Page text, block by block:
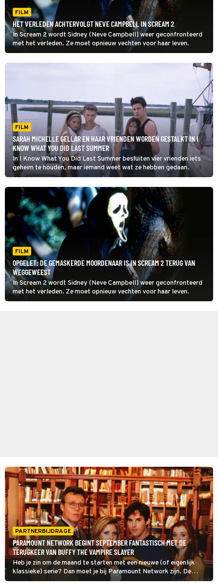
FILM
HET VERLEDEN ACHTERVOLGT NEVE CAMPBELL IN SCREAM 2
In Scream 2 wordt Sidney (Neve Campbell) weer geconfronteerd
met het verleden. Ze moet opnieuw vechten voor haar leven.
FILM
SARAH MICHELLE GELLAR EN HAAR VRIENDEN WORDEN GESTALKT IN I
KNOW WHAT YOU DID LAST SUMMER
In I Know What You Did Last Summer besluiten vier vrienden iets
geheim te houden, maar iemand weet wat ze hebben gedaan.
FILM
OPGELET: DE GEMASKERDE MOORDENAAR IS IN SCREAM 2 TERUG VAN
WEGGEWEEST
In Scream 2 wordt Sidney (Neve Campbell) weer geconfronteerd
met het verleden. Ze moet opnieuw vechten voor haar leven.
PARTNERBIJDRAGE
PARAMOUNT NETWORK BEGINT SEPTEMBER FANTASTISCH MET DE
TERUGKEER VAN BUFFY THE VAMPIRE SLAYER
Heb je zin om de maand te starten met een nieuwe (of eigenlijk
klassieke) serie? Dan moet je bij Paramount Network zijn. De
zender brengt namelijk Buffy the Vampire Slayer terug op tv,